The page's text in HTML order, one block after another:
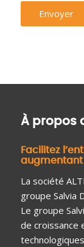
Envoyer
À propos
Facilitez
augmentant
La société
groupe Salvia
Le groupe
de croissance